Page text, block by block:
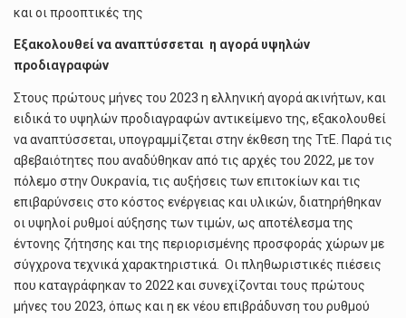
και οι προοπτικές της
Εξακολουθεί να αναπτύσσεται η αγορά υψηλών
προδιαγραφών
Στους πρώτους μήνες του 2023 η ελληνική αγορά ακινήτων, και
ειδικά το υψηλών προδιαγραφών αντικείμενο της, εξακολουθεί
να αναπτύσσεται, υπογραμμίζεται στην έκθεση της ΤτΕ. Παρά τις
αβεβαιότητες που αναδύθηκαν από τις αρχές του 2022, με τον
πόλεμο στην Ουκρανία, τις αυξήσεις των επιτοκίων και τις
επιβαρύνσεις στο κόστος ενέργειας και υλικών, διατηρήθηκαν
οι υψηλοί ρυθμοί αύξησης των τιμών, ως αποτέλεσμα της
έντονης ζήτησης και της περιορισμένης προσφοράς χώρων με
σύγχρονα τεχνικά χαρακτηριστικά. Οι πληθωριστικές πιέσεις
που καταγράφηκαν το 2022 και συνεχίζονται τους πρώτους
μήνες του 2023, όπως και η εκ νέου επιβράδυνση του ρυθμού